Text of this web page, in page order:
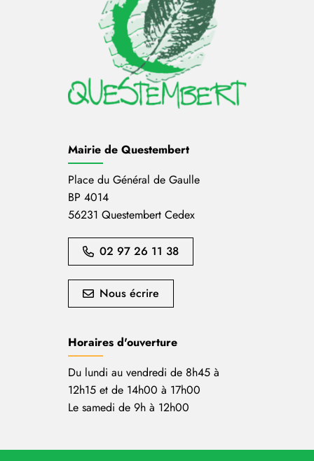
Mairie de Questembert
Place du Général de Gaulle
BP 4014
56231 Questembert Cedex
02 97 26 11 38
Nous écrire
Horaires d'ouverture
Du lundi au vendredi de 8h45 à
12h15 et de 14h00 à 17h00
Le samedi de 9h à 12h00